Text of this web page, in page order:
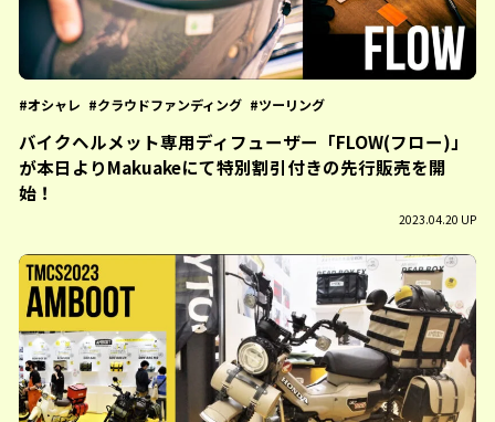
オシャレ クラウドファンディング ツーリング
バイクヘルメット専用ディフューザー「FLOW(フロー)」
が本日よりMakuakeにて特別割引付きの先⾏販売を開
始！
2023.04.20 UP